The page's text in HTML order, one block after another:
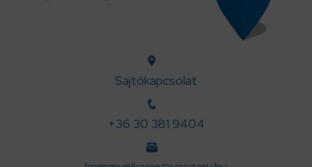
Sajtókapcsolat
+36 30 381 9404